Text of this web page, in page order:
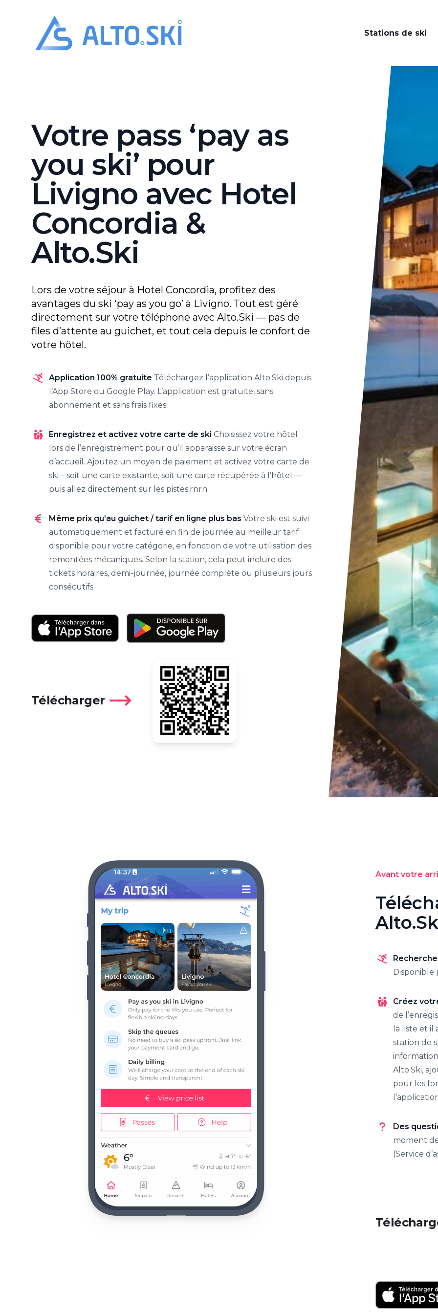
Alto.Ski
Stations de ski
Votre pass ‘pay as
you ski’ pour
Livigno avec Hotel
Concordia &
Alto.Ski
Lors de votre séjour à Hotel Concordia, profitez des
avantages du ski ‘pay as you go’ à Livigno. Tout est géré
directement sur votre téléphone avec Alto.Ski — pas de
files d’attente au guichet, et tout cela depuis le confort de
votre hôtel.
Application 100% gratuite Téléchargez l’application Alto.Ski depuis
l’App Store ou Google Play. L’application est gratuite, sans
abonnement et sans frais fixes.
Enregistrez et activez votre carte de ski Choisissez votre hôtel
lors de l’enregistrement pour qu’il apparaisse sur votre écran
d’accueil. Ajoutez un moyen de paiement et activez votre carte de
ski – soit une carte existante, soit une carte récupérée à l’hôtel —
puis allez directement sur les pistes.rnrn
Même prix qu’au guichet / tarif en ligne plus bas Votre ski est suivi
automatiquement et facturé en fin de journée au meilleur tarif
disponible pour votre catégorie, en fonction de votre utilisation des
remontées mécaniques. Selon la station, cela peut inclure des
tickets horaires, demi-journée, journée complète ou plusieurs jours
consécutifs.
Télécharger
Avant votre
Disponible
Créez
de
la liste et il
station de
Alto.Ski,
pour les
Des
moment
(Service